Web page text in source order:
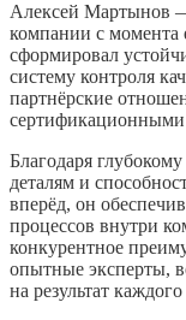
Алексей Мартынов
компании с момента
сформировал
систему контроля
партнёрские
сертификационными
Благодаря
деталям и
вперёд, он
процессов внутри
конкурентное
опытные эксперты,
на результат